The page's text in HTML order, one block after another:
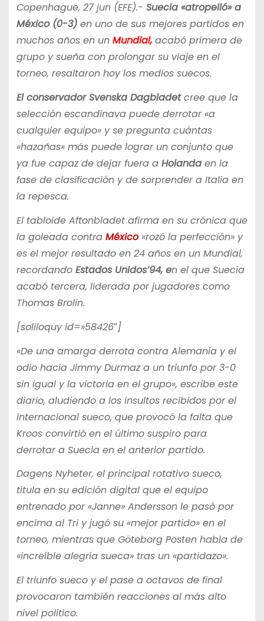
Copenhague, 27 jun (EFE).- Suecia «atropelló» a
México (0-3)en uno de sus mejores partidos en
muchos años en un Mundial, acabó primera de
grupo y sueña con prolongar su viaje en el
torneo, resaltaron hoy los medios suecos.
El conservador Svenska Dagbladetcree que la
selección escandinava puede derrotar «a
cualquier equipo» y se pregunta cuántas
«hazañas» más puede lograr un conjunto que
ya fue capaz de dejar fuera a Holandaen la
fase de clasificación y de sorprender a Italia en
la repesca.
El tabloide Aftonbladet afirma en su crónica que
la goleada contra México«rozó la perfección» y
es el mejor resultado en 24 años en un Mundial,
recordandoEstados Unidos’94, en el que Suecia
acabó tercera, liderada por jugadores como
Thomas Brolin.
[soliloquy id=»58426″]
«De una amarga derrota contra Alemania y el
odio hacia Jimmy Durmaz a un triunfo por 3-0
sin igual y la victoria en el grupo», escribe este
diario, aludiendo a los insultos recibidos por el
internacional sueco, que provocó la falta que
Kroos convirtió en el último suspiro para
derrotar a Suecia en el anterior partido.
Dagens Nyheter, el principal rotativo sueco,
titula en su edición digital que el equipo
entrenado por «Janne» Andersson le pasó por
encima al Tri y jugó su «mejor partido» en el
torneo, mientras que Göteborg Posten habla de
«increíble alegría sueca» tras un «partidazo».
El triunfo sueco y el pase a octavos de final
provocaron también reacciones al más alto
nivel político.